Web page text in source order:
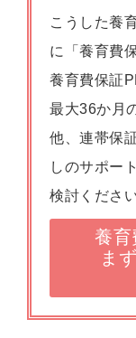
こうした養
に「養育費
養育費保証
最大36か月
他、連帯保
しのサポー
検討くださ
養育
ま